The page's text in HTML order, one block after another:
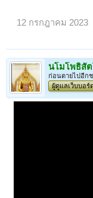
12 กรกฎาคม 2023
นโมโพธิสั
ก่อนตายไปอีกช
ผู้ดูแลเว็บบอร์